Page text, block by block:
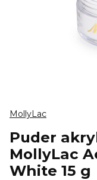
MollyLac
Puder
MollyLac
White 15 g